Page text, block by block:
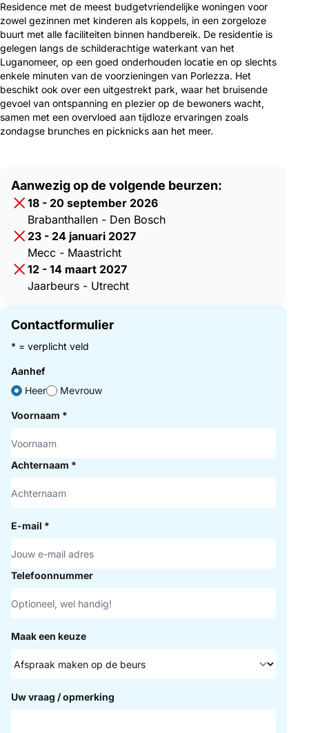
Residence met de meest budgetvriendelijke woningen voor
zowel gezinnen met kinderen als koppels, in een zorgeloze
buurt met alle faciliteiten binnen handbereik. De residentie is
gelegen langs de schilderachtige waterkant van het
Luganomeer, op een goed onderhouden locatie en op slechts
enkele minuten van de voorzieningen van Porlezza. Het
beschikt ook over een uitgestrekt park, waar het bruisende
gevoel van ontspanning en plezier op de bewoners wacht,
samen met een overvloed aan tijdloze ervaringen zoals
zondagse brunches en picknicks aan het meer.
Aanwezig op de volgende beurzen:
18 - 20 september 2026
Brabanthallen - Den Bosch
23 - 24 januari 2027
Mecc - Maastricht
12 - 14 maart 2027
Jaarbeurs - Utrecht
Contactformulier
* = verplicht veld
Aanhef
Heer
Mevrouw
Voornaam *
Achternaam *
E-mail *
Telefoonnummer
Maak een keuze
Uw vraag / opmerking